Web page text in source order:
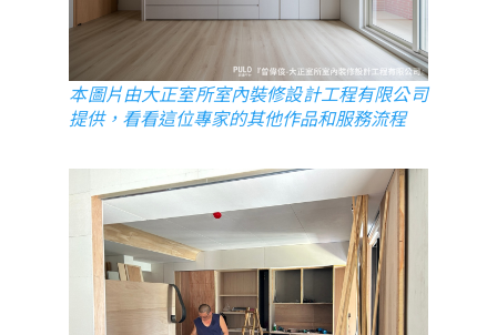
本圖片由大正室所室內裝修設計工程有限公司
提供，看看這位專家的其他作品和服務流程